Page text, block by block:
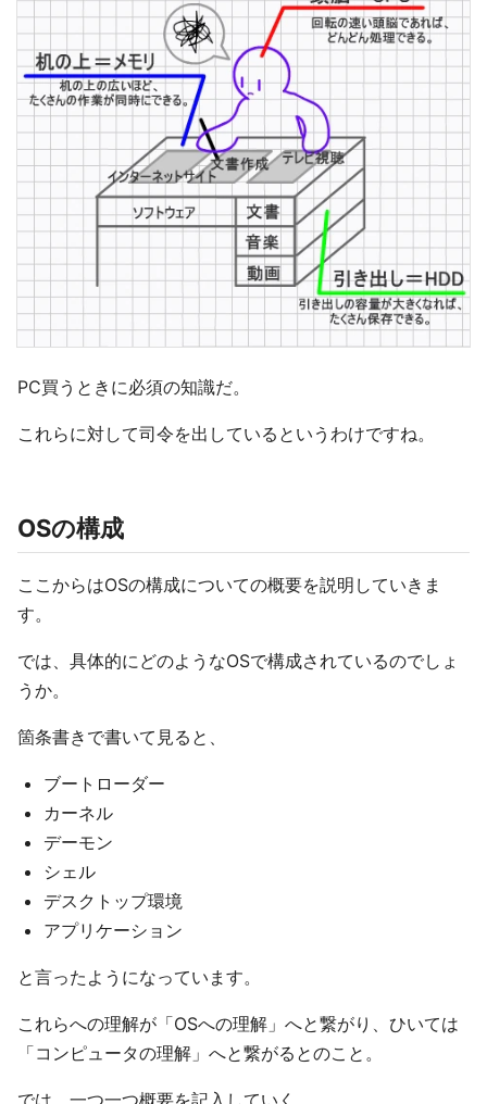
PC買うときに必須の知識だ。
これらに対して司令を出しているというわけですね。
OSの構成
ここからはOSの構成についての概要を説明していきま
す。
では、具体的にどのようなOSで構成されているのでしょ
うか。
箇条書きで書いて見ると、
ブートローダー
カーネル
デーモン
シェル
デスクトップ環境
アプリケーション
と言ったようになっています。
これらへの理解が「OSへの理解」へと繋がり、ひいては
「コンピュータの理解」へと繋がるとのこと。
では、一つ一つ概要を記入していく。